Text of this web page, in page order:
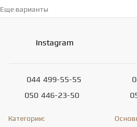
Еще варианты
Instagram
044 499-55-55
050 446-23-50
Категории: